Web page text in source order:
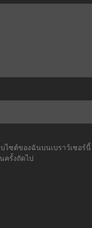
ไซต์ของฉันบนเบราว์เซอร์นี้
ครั้งถัดไป